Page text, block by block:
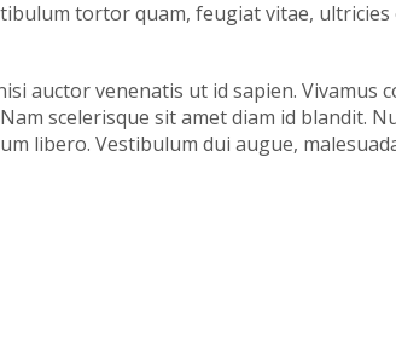
tortor quam, feugiat vitae,
auctor venenatis ut id sapien. Vivamus
scelerisque sit amet diam id blandit.
libero. Vestibulum dui augue,